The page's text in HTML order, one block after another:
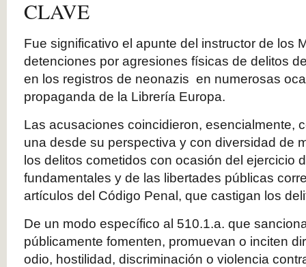
CLAVE
Fue significativo el apunte del instructor de los
detenciones por agresiones físicas de delitos
en los registros de neonazis en numerosas
propaganda de la Librería Europa.
Las acusaciones coincidieron, esencialmente,
una desde su perspectiva y con diversidad de
los delitos cometidos con ocasión del ejercicio
fundamentales y de las libertades públicas
artículos del Código Penal, que castigan los
De un modo específico al 510.1.a. que
públicamente fomenten, promuevan o inciten
odio, hostilidad, discriminación o violencia